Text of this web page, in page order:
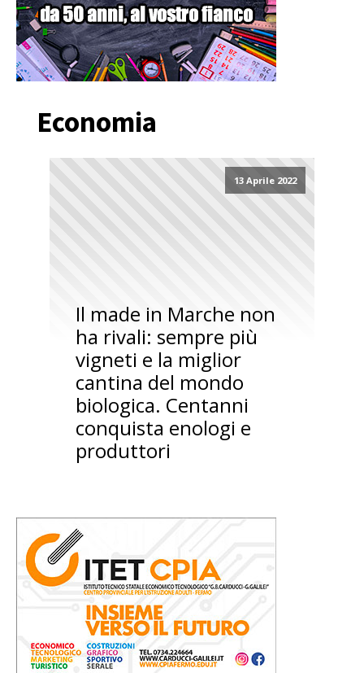
Economia
13 Aprile 2022
Il made in Marche non
ha rivali: sempre più
vigneti e la miglior
cantina del mondo
biologica. Centanni
conquista enologi e
produttori